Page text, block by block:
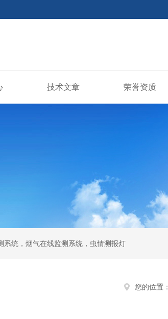
技术文章 荣誉资质
统，烟气在线监测系统，虫情测报灯
您的位置：